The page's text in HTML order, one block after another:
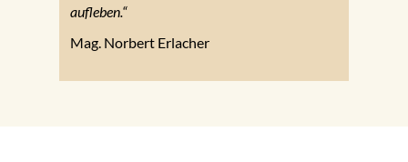
aufleben.“
Mag. Norbert Erlacher